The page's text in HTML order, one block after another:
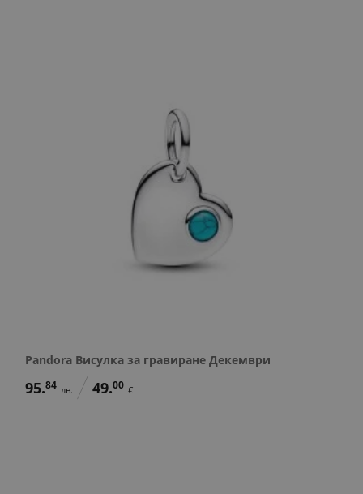
Pandora Висулка за гравиране Декември
95.84 лв. 49.00 €